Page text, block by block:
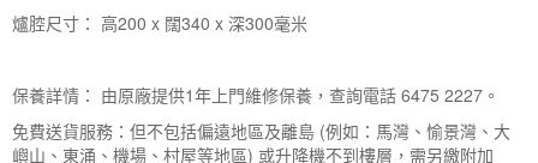
爐腔尺寸： 高200 x 闊340 x 深300毫米
保養詳情： 由原廠提供1年上門維修保養，查詢電話 6475 2227。
免費送貨服務：但不包括偏遠地區及離島 (例如：馬灣、愉景灣、大
嶼山、東涌、機場、村屋等地區) 或升降機不到樓層，需另繳附加